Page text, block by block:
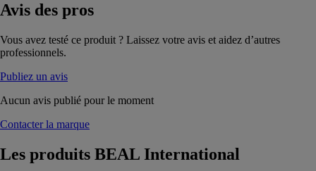
Avis des pros
Vous avez testé ce produit ? Laissez votre avis et aidez d’autres
professionnels.
Publiez un avis
Aucun avis publié pour le moment
Contacter la marque
Les produits BEAL International